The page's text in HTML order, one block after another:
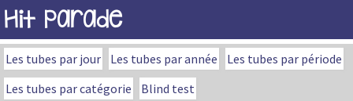
Hit Parade
Les tubes par jour Les tubes par année
Les tubes par période
Les tubes par catégorie
Blind test